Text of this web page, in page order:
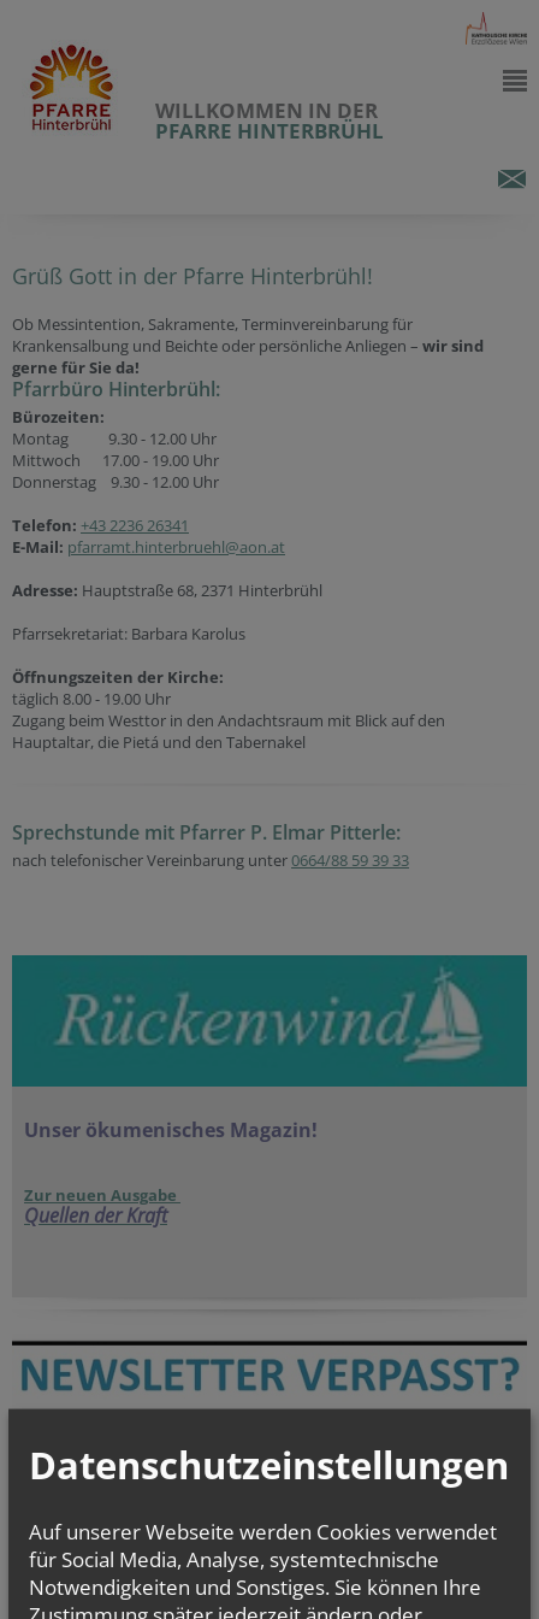
WILLKOMMEN IN DER
PFARRE HINTERBRÜHL
Grüß Gott in der Pfarre Hinterbrühl!
Ob Messintention, Sakramente, Terminvereinbarung für
Krankensalbung und Beichte oder persönliche Anliegen – wir sind
gerne für Sie da!
Pfarrbüro Hinterbrühl:
Bürozeiten:
Montag 9.30 - 12.00 Uhr
Mittwoch 17.00 - 19.00 Uhr
Donnerstag 9.30 - 12.00 Uhr
Telefon: +43 2236 26341
E-Mail: pfarramt.hinterbruehl@aon.at
Adresse: Hauptstraße 68, 2371 Hinterbrühl
Pfarrsekretariat: Barbara Karolus
Öffnungszeiten der Kirche:
täglich 8.00 - 19.00 Uhr
Zugang beim Westtor in den Andachtsraum mit Blick auf den
Hauptaltar, die Pietá und den Tabernakel
Sprechstunde mit Pfarrer P. Elmar Pitterle:
nach telefonischer Vereinbarung unter0664/88 59 39 33
Unser ökumenisches Magazin!
Zur neuen Ausgabe
Quellen der Kraft
Datenschutzeinstellungen
Auf unserer Webseite werden Cookies verwendet
für Social Media, Analyse, systemtechnische
Notwendigkeiten und Sonstiges. Sie können Ihre